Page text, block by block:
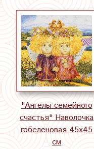
"Ангелы семейного
счастья" Наволочка
гобеленовая 45х45
см